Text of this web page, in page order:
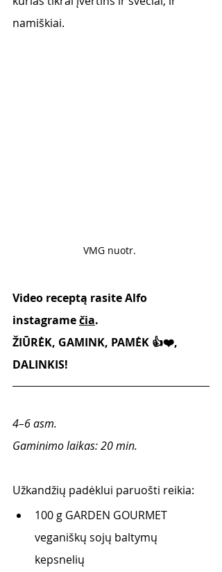
namiškiai.
VMG nuotr.
Video receptą rasite Alfo
instagrame čia.
ŽIŪRĖK, GAMINK, PAMĖK 👍❤️,
DALINKIS!
4–6 asm.
Gaminimo laikas: 20 min.
Užkandžių padėklui paruošti reikia:
100 g GARDEN GOURMET
veganiškų sojų baltymų
kepsnelių